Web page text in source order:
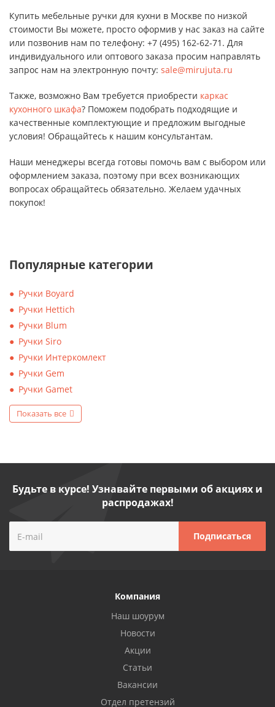
Купить мебельные ручки для кухни в Москве по низкой
стоимости Вы можете, просто оформив у нас заказ на сайте
или позвонив нам по телефону: +7 (495) 162-62-71. Для
индивидуального или оптового заказа просим направлять
запрос нам на электронную почту: sale@mirujuta.ru
Также, возможно Вам требуется приобрести каркас
кухонного шкафа? Поможем подобрать подходящие и
качественные комплектующие и предложим выгодные
условия! Обращайтесь к нашим консультантам.
Наши менеджеры всегда готовы помочь вам с выбором или
оформлением заказа, поэтому при всех возникающих
вопросах обращайтесь обязательно. Желаем удачных
покупок!
Популярные категории
Ручки Boyard
Ручки Hettich
Ручки Blum
Ручки Siro
Ручки Интеркомлект
Ручки Gem
Ручки Gamet
Показать все
Будьте в курсе! Узнавайте первыми об акциях и
распродажах!
Компания
Наш шоурум
Новости
Акции
Статьи
Вакансии
Отдел претензий